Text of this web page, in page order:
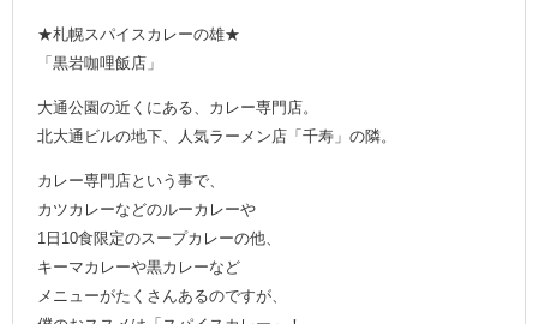
★札幌スパイスカレーの雄★
「黒岩咖哩飯店」
大通公園の近くにある、カレー専門店。
北大通ビルの地下、人気ラーメン店「千寿」の隣。
カレー専門店という事で、
カツカレーなどのルーカレーや
1日10食限定のスープカレーの他、
キーマカレーや黒カレーなど
メニューがたくさんあるのですが、